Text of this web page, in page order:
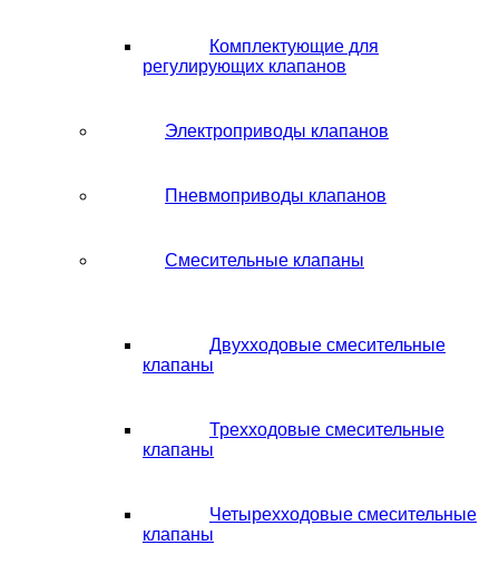
Комплектующие для
регулирующих клапанов
Электроприводы клапанов
Пневмоприводы клапанов
Смесительные клапаны
Двухходовые смесительные
клапаны
Трехходовые смесительные
клапаны
Четырехходовые смесительные
клапаны